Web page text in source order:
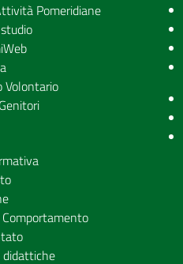
Pomeridiane
Volontario
didattiche